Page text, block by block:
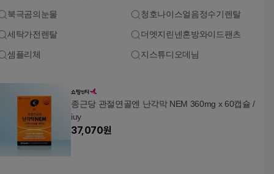
북극곰의눈물 청호나이스얼음정수기렌탈
세탁가전렌탈 더엣지린넨혼방와이드팬츠
셈플리체 지스튜디오데님
종근당 관절연골엔 난각막 NEM 360mg x 60캡슐 /
iuy
37,070원